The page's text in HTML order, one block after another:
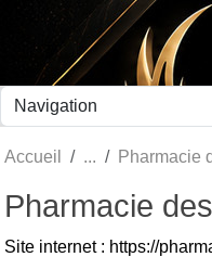
Accueil Pharmacie
Pharmacie
Site internet : https://
Panneau de gestion des